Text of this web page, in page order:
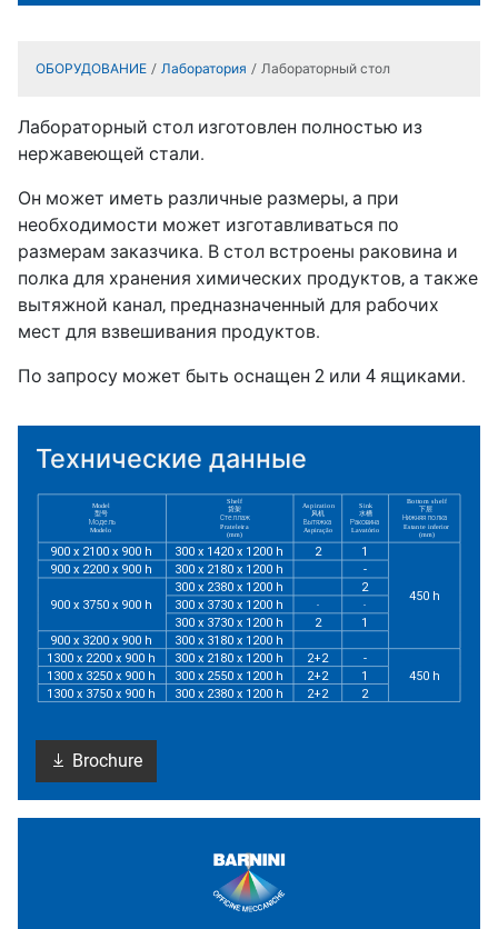
ОБОРУДОВАНИЕ Лаборатория Лабораторный стол
Лабораторный стол изготовлен полностью из
нержавеющей стали.
Он может иметь различные размеры, а при
необходимости может изготавливаться по
размерам заказчика. В стол встроены раковина и
полка для хранения химических продуктов, а также
вытяжной канал, предназначенный для рабочих
мест для взвешивания продуктов.
По запросу может быть оснащен 2 или 4 ящиками.
Технические данные
Brochure